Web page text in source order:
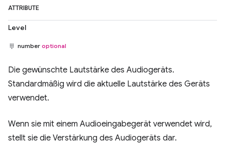
ATTRIBUTE
Level
number optional
Die gewünschte Lautstärke des Audiogeräts.
Standardmäßig wird die aktuelle Lautstärke des Geräts
verwendet.
Wenn sie mit einem Audioeingabegerät verwendet wird,
stellt sie die Verstärkung des Audiogeräts dar.